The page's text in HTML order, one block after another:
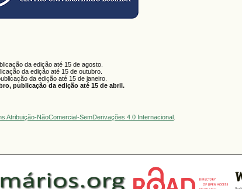
da edição até 15 de agosto.
da edição até 15 de outubro.
da edição até 15 de janeiro.
publicação da edição até 15 de abril.
Atribuição-NãoComercial-SemDerivações 4.0 Internacional